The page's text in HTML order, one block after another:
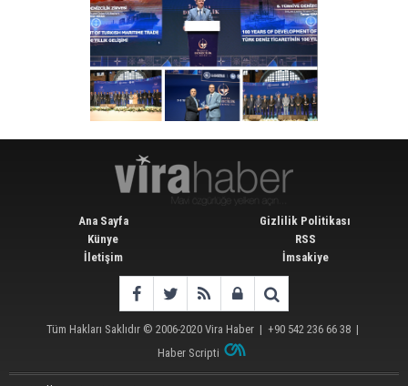
Ana Sayfa
Künye
İletişim
Gizlilik Politikası
RSS
İmsakiye
Tüm Hakları Saklıdır © 2006-2020 Vira Haber | +90 542 236 66 38 |
Haber Scripti